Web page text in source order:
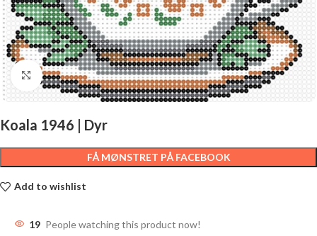
Click to enlarge
Koala 1946 | Dyr
FÅ MØNSTRET PÅ FACEBOOK
Add to wishlist
19 People watching this product now!